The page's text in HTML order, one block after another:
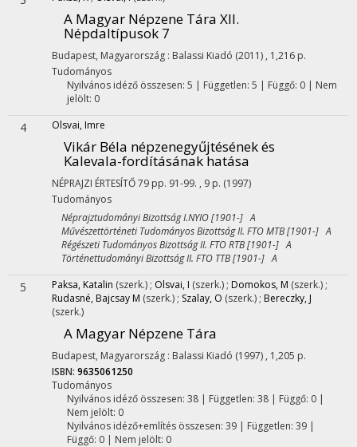
A Magyar Népzene Tára XII.
Népdaltípusok 7
Budapest, Magyarország : Balassi Kiadó (2011) , 1,216 p.
Tudományos
Nyilvános idéző összesen: 5 | Független: 5 | Függő: 0 | Nem
jelölt: 0
4 Olsvai, Imre
Vikár Béla népzenegyűjtésének és
Kalevala-fordításának hatása
NÉPRAJZI ÉRTESÍTŐ79 pp. 91-99. , 9 p. (1997)
Tudományos
Néprajztudományi Bizottság I.NYIO [1901-] A
Művészettörténeti Tudományos Bizottság II. FTO MTB [1901-] A
Régészeti Tudományos Bizottság II. FTO RTB [1901-] A
Történettudományi Bizottság II. FTO TTB [1901-] A
5 Paksa, Katalin (szerk.) ; Olsvai, I (szerk.) ; Domokos, M (szerk.) ;
Rudasné, Bajcsay M (szerk.) ; Szalay, O (szerk.) ; Bereczky, J
(szerk.)
A Magyar Népzene Tára
Budapest, Magyarország : Balassi Kiadó (1997) , 1,205 p.
ISBN: 9635061250
Tudományos
Nyilvános idéző összesen: 38| Független: 38 | Függő: 0 |
Nem jelölt: 0
Nyilvános idéző+említés összesen: 39| Független: 39 |
Függő: 0 | Nem jelölt: 0